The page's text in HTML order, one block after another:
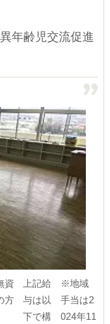
年齢児交流促進
資
方
上記給
与は以
下で構
※地域
手当は2
024年11